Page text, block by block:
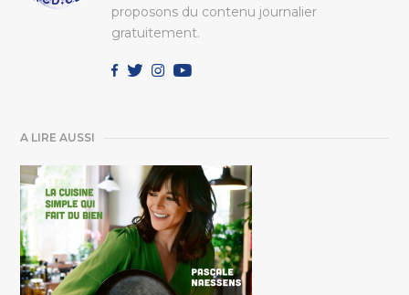
proposons du contenu journalier
gratuitement.
A LIRE AUSSI